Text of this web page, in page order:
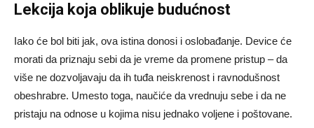
Lekcija koja oblikuje budućnost
Iako će bol biti jak, ova istina donosi i oslobađanje. Device će
morati da priznaju sebi da je vreme da promene pristup – da
više ne dozvoljavaju da ih tuđa neiskrenost i ravnodušnost
obeshrabre. Umesto toga, naučiće da vrednuju sebe i da ne
pristaju na odnose u kojima nisu jednako voljene i poštovane.